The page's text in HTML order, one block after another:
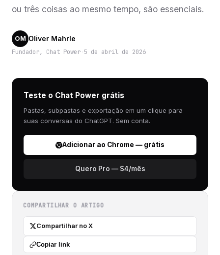
ou três coisas ao mesmo tempo, são essenciais.
OM Oliver Mahrle
Fundador, Chat Power ·5 de abril de 2026
Teste o Chat Power grátis
Pastas, subpastas e exportação em um clique para
suas conversas do ChatGPT. Sem conta.
Adicionar ao Chrome — grátis
Quero Pro — $4/mês
COMPARTILHAR O ARTIGO
Compartilhar no X
Copiar link